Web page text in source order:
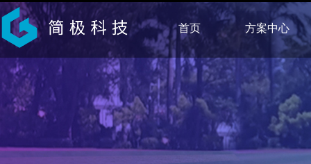
首页 方案中心